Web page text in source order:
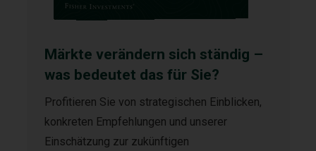
Märkte verändern sich ständig –
was bedeutet das für Sie?
Profitieren Sie von strategischen Einblicken,
konkreten Empfehlungen und unserer
Einschätzung zur zukünftigen